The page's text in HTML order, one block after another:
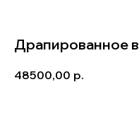
Драпированное
48500,00 р.